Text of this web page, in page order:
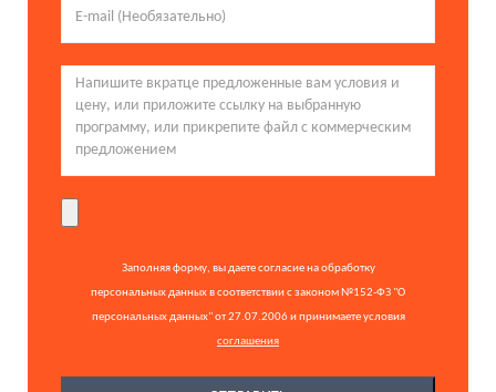
Заполняя форму, вы даете согласие на обработку
персональных данных в соответствии с законом №152-ФЗ "О
персональных данных" от 27.07.2006 и принимаете условия
соглашения